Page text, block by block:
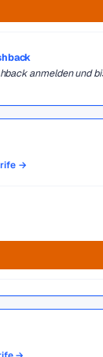
anmelden und
→